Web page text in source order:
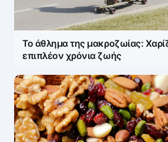
Save my name and e-mail in this
next time I comment.
Το άθλημα της μακροζωίας:
επιπλέον χρόνια ζωής